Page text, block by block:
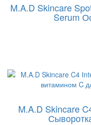
M.A.D Skincare
Serum
M.A.D Skincare